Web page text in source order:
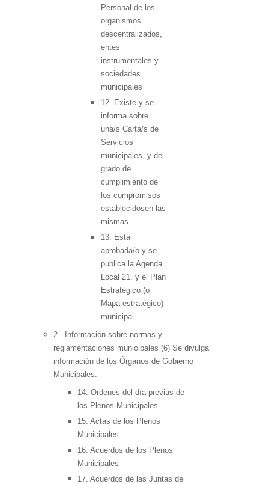
Personal de los
organismos
descentralizados,
entes
instrumentales y
sociedades
municipales
12. Existe y se
informa sobre
una/s Carta/s de
Servicios
municipales, y del
grado de
cumplimiento de
los compromisos
establecidosen las
mismas
13. Está
aprobada/o y se
publica la Agenda
Local 21, y el Plan
Estratégico (o
Mapa estratégico)
municipal
2.- Información sobre normas y
reglamentaciones municipales (6) Se divulga
información de los Órganos de Gobierno
Municipales:
14. Ordenes del día previas de
los Plenos Municipales
15. Actas de los Plenos
Municipales
16. Acuerdos de los Plenos
Municipales
17. Acuerdos de las Juntas de